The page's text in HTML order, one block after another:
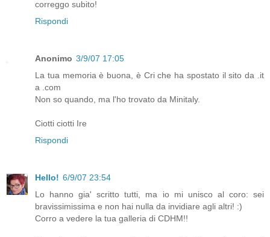
correggo subito!
Rispondi
Anonimo 3/9/07 17:05
La tua memoria è buona, è Cri che ha spostato il sito da .it
a .com
Non so quando, ma l'ho trovato da Minitaly.
Ciotti ciotti Ire
Rispondi
Hello! 6/9/07 23:54
Lo hanno gia' scritto tutti, ma io mi unisco al coro: sei
bravissimissima e non hai nulla da invidiare agli altri! :)
Corro a vedere la tua galleria di CDHM!!